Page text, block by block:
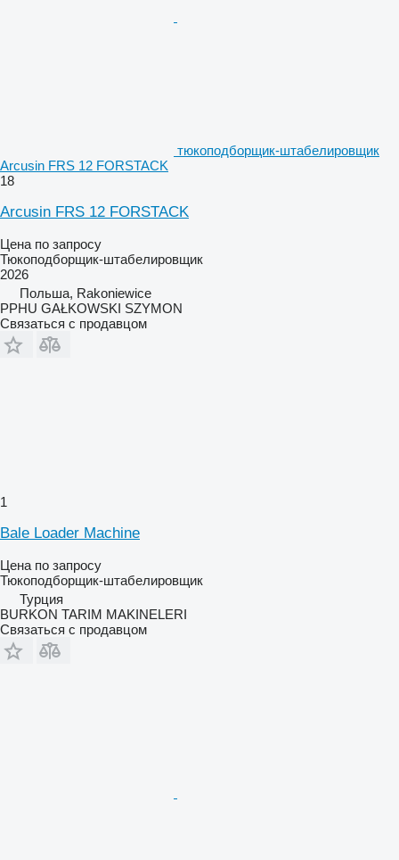
тюкоподборщик-штабелировщик
Arcusin FRS 12 FORSTACK
18
Arcusin FRS 12 FORSTACK
Цена по запросу
Тюкоподборщик-штабелировщик
2026
Польша, Rakoniewice
PPHU GAŁKOWSKI SZYMON
Связаться с продавцом
1
Bale Loader Machine
Цена по запросу
Тюкоподборщик-штабелировщик
Турция
BURKON TARIM MAKINELERI
Связаться с продавцом